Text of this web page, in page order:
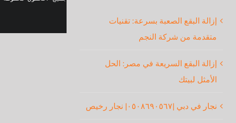
إزالة البقع الصعبة بسرعة: تقنيات
متقدمة من شركة النجم
إزالة البقع السريعة في مصر: الحل
الأمثل لبيتك
نجار في دبي |٠٥٠٨٦٩٠٥٦٧| نجار رخيص